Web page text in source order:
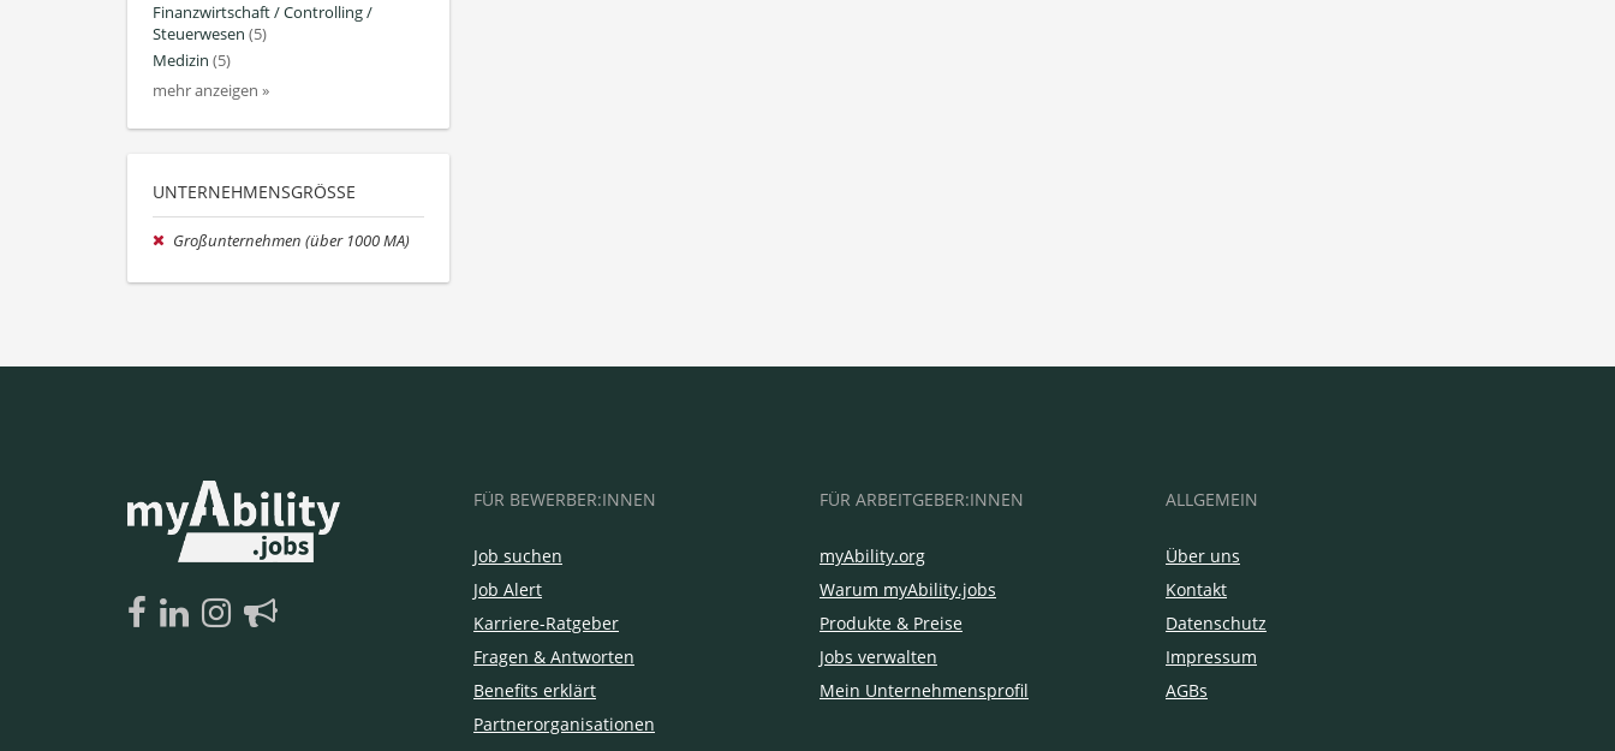
Finanzwirtschaft / Controlling /
Steuerwesen (5)
Medizin (5)
mehr anzeigen »
UNTERNEHMENSGRÖSSE
Großunternehmen (über 1000 MA)
FÜR BEWERBER:INNEN
Job suchen
Job Alert
Karriere-Ratgeber
Fragen & Antworten
Benefits erklärt
Partnerorganisationen
FÜR ARBEITGEBER:INNEN
myAbility.org
Warum myAbility.jobs
Produkte & Preise
Jobs verwalten
Mein Unternehmensprofil
ALLGEMEIN
Über uns
Kontakt
Datenschutz
Impressum
AGBs